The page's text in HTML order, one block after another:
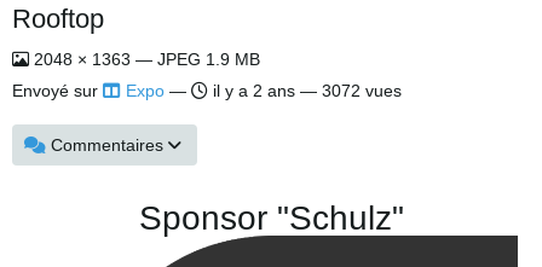
Rooftop
2048 × 1363 — JPEG 1.9 MB
Envoyé sur
Expo — il y a 2 ans — 3072 vues
Commentaires
Sponsor "Schulz"